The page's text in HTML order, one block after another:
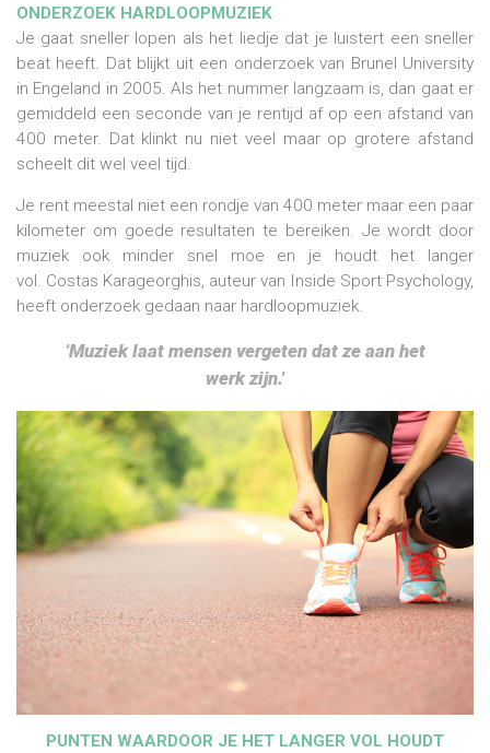
ONDERZOEK HARDLOOPMUZIEK
Je gaat sneller lopen als het liedje dat je luistert een sneller
beat heeft. Dat blijkt uit een onderzoek van Brunel University
in Engeland in 2005. Als het nummer langzaam is, dan gaat er
gemiddeld een seconde van je rentijd af op een afstand van
400 meter. Dat klinkt nu niet veel maar op grotere afstand
scheelt dit wel veel tijd.
Je rent meestal niet een rondje van 400 meter maar een paar
kilometer om goede resultaten te bereiken. Je wordt door
muziek ook minder snel moe en je houdt het langer
vol. Costas Karageorghis, auteur van Inside Sport Psychology,
heeft onderzoek gedaan naar hardloopmuziek.
'Muziek laat mensen vergeten dat ze aan het
werk zijn.'
PUNTEN WAARDOOR JE HET LANGER VOL HOUDT